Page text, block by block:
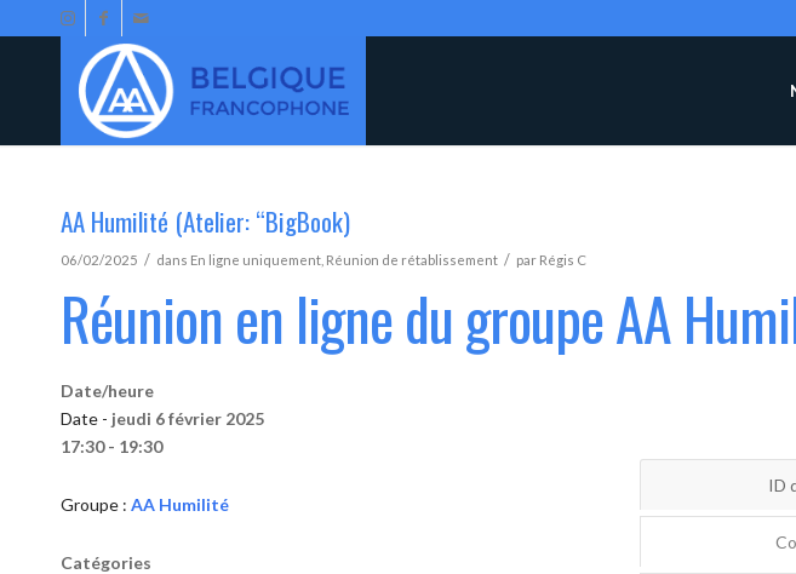
AA Humilité (Atelier: “BigBook)
06/02/2025 / dans En ligne uniquement Réunion de rétablissement / par Régis C
Réunion en ligne du groupe AA
Date/heure
Date - jeudi 6 février 2025
17:30 - 19:30
Groupe : AA Humilité
Catégories
ID